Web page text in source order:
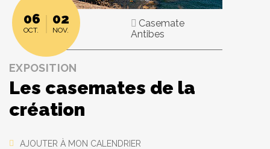
06
OCT.
02
NOV.
Casemate
Antibes
EXPOSITION
Les casemates de la
création
AJOUTER À MON CALENDRIER